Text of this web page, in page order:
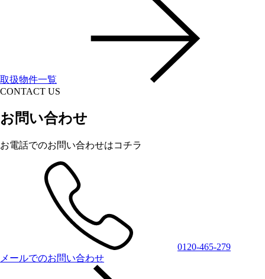
取扱物件一覧
CONTACT US
お問い合わせ
お電話でのお問い合わせはコチラ
0120-465-279
メールでのお問い合わせ